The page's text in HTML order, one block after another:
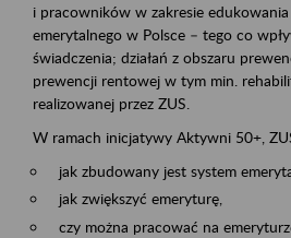
i pracowników w zakresie
emerytalnego w Polsce – tego co
świadczenia; działań z obszaru
prewencji rentowej w tym min.
realizowanej przez ZUS.
W ramach inicjatywy Aktywni 50+,
jak zbudowany jest system
jak zwiększyć emeryturę,
czy można pracować na